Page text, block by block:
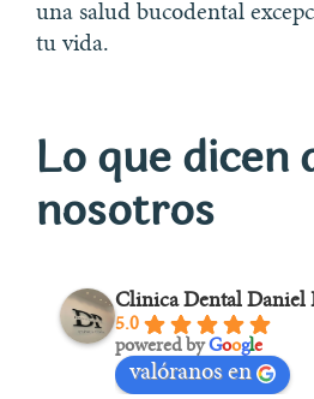
una salud bucodental
tu vida.
Lo que dicen
nosotros
Clinica Dental Daniel
5.0
powered byGoogle
valóranos en